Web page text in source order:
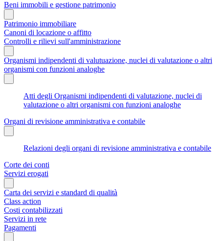
Beni immobili e gestione patrimonio
Patrimonio immobiliare
Canoni di locazione o affitto
Controlli e rilievi sull'amministrazione
Organismi indipendenti di valutuazione, nuclei di valutazione o altri
organismi con funzioni analoghe
Atti degli Organismi indipendenti di valutazione, nuclei di
valutazione o altri organismi con funzioni analoghe
Organi di revisione amministrativa e contabile
Relazioni degli organi di revisione amministrativa e contabile
Corte dei conti
Servizi erogati
Carta dei servizi e standard di qualità
Class action
Costi contabilizzati
Servizi in rete
Pagamenti